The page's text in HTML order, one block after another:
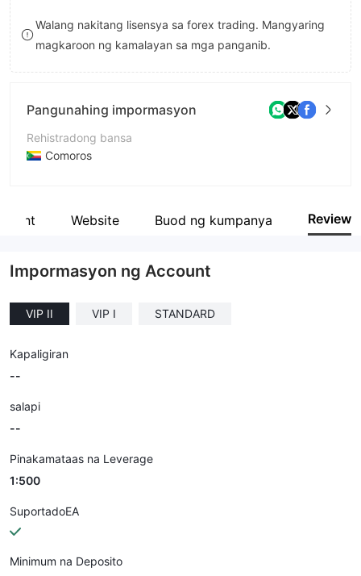
8
9
Walang nakitang lisensya sa forex trading. Mangyaring
magkaroon ng kamalayan sa mga panganib.
Pangunahing impormasyon
Rehistradong bansa
Comoros
KumpanyaWebsite Buod ng kumpanya Review
Impormasyon ng Account
VIP II VIP I STANDARD
Kapaligiran
--
salapi
--
Pinakamataas na Leverage
1:500
SuportadoEA
Minimum na Deposito